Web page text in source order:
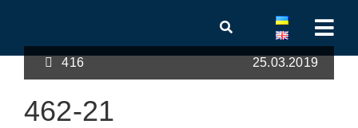
416 25.03.2019
462-21